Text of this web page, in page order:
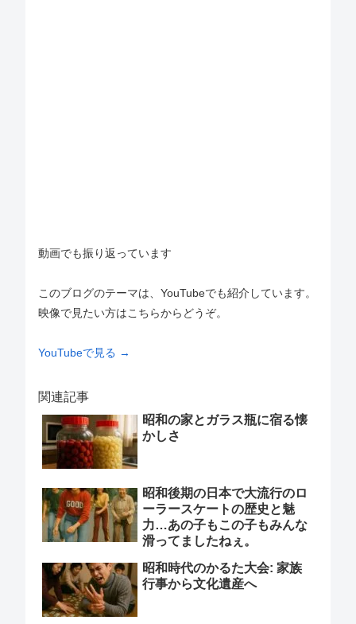
動画でも振り返っています
このブログのテーマは、YouTubeでも紹介しています。
映像で見たい方はこちらからどうぞ。
YouTubeで見る →
関連記事
昭和の家とガラス瓶に宿る懐
かしさ
昭和後期の日本で大流行のロ
ーラースケートの歴史と魅
力…あの子もこの子もみんな
滑ってましたねぇ。
昭和時代のかるた大会: 家族
行事から文化遺産へ